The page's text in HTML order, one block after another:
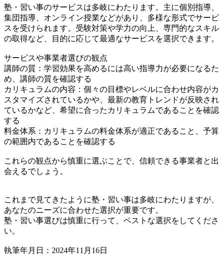
塾・習い事のサービスは多岐にわたります。主に個別指導、
集団指導、オンライン授業などがあり、多様な形式でサービ
スを受けられます。受験対策や学力の向上、専門的なスキル
の取得など、目的に応じて最適なサービスを選択できます。
サービスや事業者選びの観点
講師の質：学習効果を高めるには高い指導力が必要になるた
め、講師の質を確認する
カリキュラムの内容：個々の目標やレベルに合わせ内容がカ
スタマイズされているかや、最新の教育トレンドが反映され
ているかなど、希望に合ったカリキュラムであることを確認
する
料金体系：カリキュラムの料金体系が適正であること、予算
の範囲内であることを確認する
これらの観点から慎重に選ぶことで、信頼できる事業者と出
会えるでしょう。
これまで見てきたように塾・習い事は多岐にわたりますが、
あなたのニーズに合わせた選択が重要です。
塾・習い事選びは慎重に行って、ベストな選択をしてくださ
い。
執筆年月日：2024年11月16日